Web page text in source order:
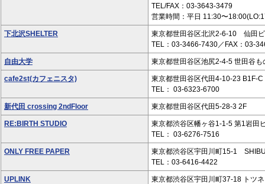
TEL/FAX：03-3643-3479
営業時間：平日 11:30〜
下北沢SHELTER
東京都世田谷区北沢2-6-10 仙田
TEL：03-3466-7430／FAX：03-
自由大学 東京都世田谷区池尻2-4-5 世田谷も
cafe2st(カフェニスタ)
東京都世田谷区代田4-10-23 B1F-C
TEL： 03-6323-6700
新代田 crossing 2ndFloor 東京都世田谷区代田5-28-3 2F
RE:BIRTH STUDIO
東京都渋谷区幡ヶ谷1-1-5 第1岩田
TEL： 03-6276-7516
ONLY FREE PAPER
東京都渋谷区宇田川町15-1
TEL：03-6416-4422
UPLINK
東京都渋谷区宇田川町37-18 トツ